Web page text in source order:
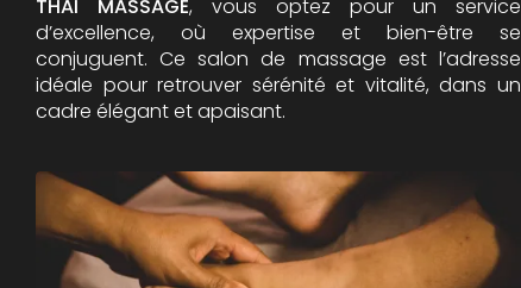
THAI MASSAGE, vous optez pour un service
d’excellence, où expertise et bien-être se
conjuguent. Ce salon de massage est l’adresse
idéale pour retrouver sérénité et vitalité, dans un
cadre élégant et apaisant.